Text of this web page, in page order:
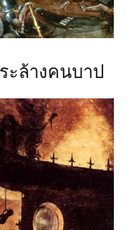
ะล้างคนบาป